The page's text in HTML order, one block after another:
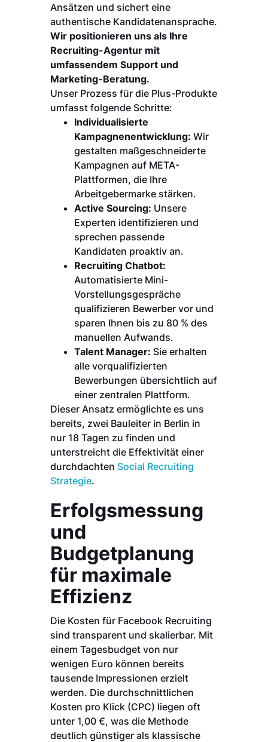
Ansätzen und sichert eine
authentische Kandidatenansprache.
Wir positionieren uns als Ihre
Recruiting-Agentur mit
umfassendem Support und
Marketing-Beratung.
Unser Prozess für die Plus-Produkte
umfasst folgende Schritte:
Individualisierte
Kampagnenentwicklung: Wir
gestalten maßgeschneiderte
Kampagnen auf META-
Plattformen, die Ihre
Arbeitgebermarke stärken.
Active Sourcing: Unsere
Experten identifizieren und
sprechen passende
Kandidaten proaktiv an.
Recruiting Chatbot:
Automatisierte Mini-
Vorstellungsgespräche
qualifizieren Bewerber vor und
sparen Ihnen bis zu 80 % des
manuellen Aufwands.
Talent Manager: Sie erhalten
alle vorqualifizierten
Bewerbungen übersichtlich auf
einer zentralen Plattform.
Dieser Ansatz ermöglichte es uns
bereits, zwei Bauleiter in Berlin in
nur 18 Tagen zu finden und
unterstreicht die Effektivität einer
durchdachten Social Recruiting
Strategie.
Erfolgsmessung
und
Budgetplanung
für maximale
Effizienz
Die Kosten für Facebook Recruiting
sind transparent und skalierbar. Mit
einem Tagesbudget von nur
wenigen Euro können bereits
tausende Impressionen erzielt
werden. Die durchschnittlichen
Kosten pro Klick (CPC) liegen oft
unter 1,00 €, was die Methode
deutlich günstiger als klassische